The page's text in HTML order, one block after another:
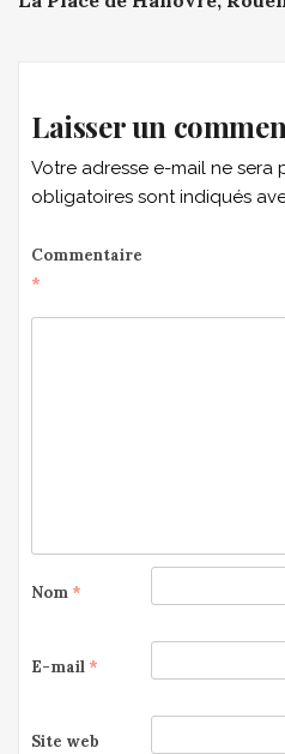
navigation
Laisser un
Votre adresse e-mail ne sera
obligatoires sont indiqués
Commentaire
*
Nom *
E-mail *
Site web